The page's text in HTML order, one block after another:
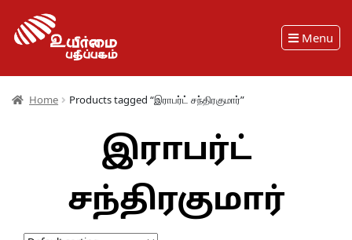
Menu
Home Products tagged “இராபர்ட் சந்திரகுமார்”
இராபர்ட்
சந்திரகுமார்